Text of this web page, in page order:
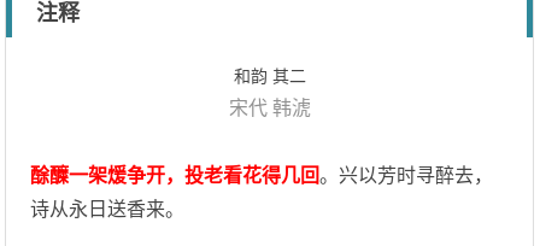
注释
和韵 其二
宋代 韩淲
酴醾一架煖争开，投老看花得几回。兴以芳时寻醉去，
诗从永日送香来。